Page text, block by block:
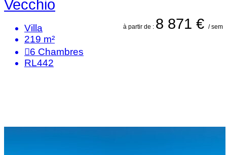
Vecchio
à partir de : 8 871 € / sem
Villa
219 m²
6 Chambres
RL442